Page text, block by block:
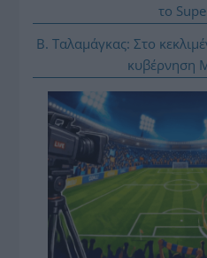
το
Β. Ταλαμάγκας: Στο
κυβέρνηση